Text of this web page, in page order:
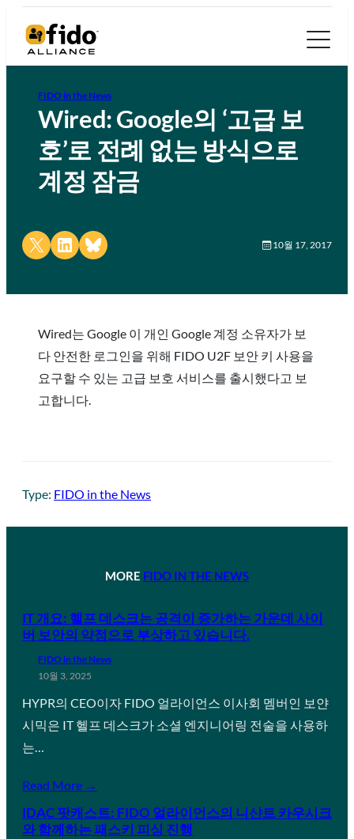
FIDO in the News
Wired: Google의 ‘고급 보
호’로 전례 없는 방식으로
계정 잠금
Share on X Share on LinkedIn
Share on Bluesky 10월 17, 2017
Wired는 Google 이 개인 Google 계정 소유자가 보
다 안전한 로그인을 위해 FIDO U2F 보안 키 사용을
요구할 수 있는 고급 보호 서비스를 출시했다고 보
고합니다.
Type: FIDO in the News
MORE FIDO IN THE NEWS
IT 개요: 헬프 데스크는 공격이 증가하는 가운데 사이
버 보안의 약점으로 부상하고 있습니다.
FIDO in the News
10월 3, 2025
HYPR의 CEO이자 FIDO 얼라이언스 이사회 멤버인 보얀
시믹은 IT 헬프 데스크가 소셜 엔지니어링 전술을 사용하
는…
Read More →
IDAC 팟캐스트: FIDO 얼라이언스의 니샨트 카우시크
와 함께하는 패스키 피싱 진행